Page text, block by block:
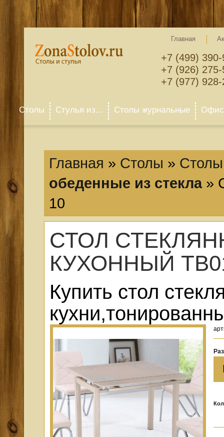
Главная
+7 (499)
+7 (926)
+7 (977)
Столы Стулья из... Столы журнальные
Главная » Столы » Столы
обеденные из стекла»
10
СТОЛ
КУХОННЫЙ
Купить стол